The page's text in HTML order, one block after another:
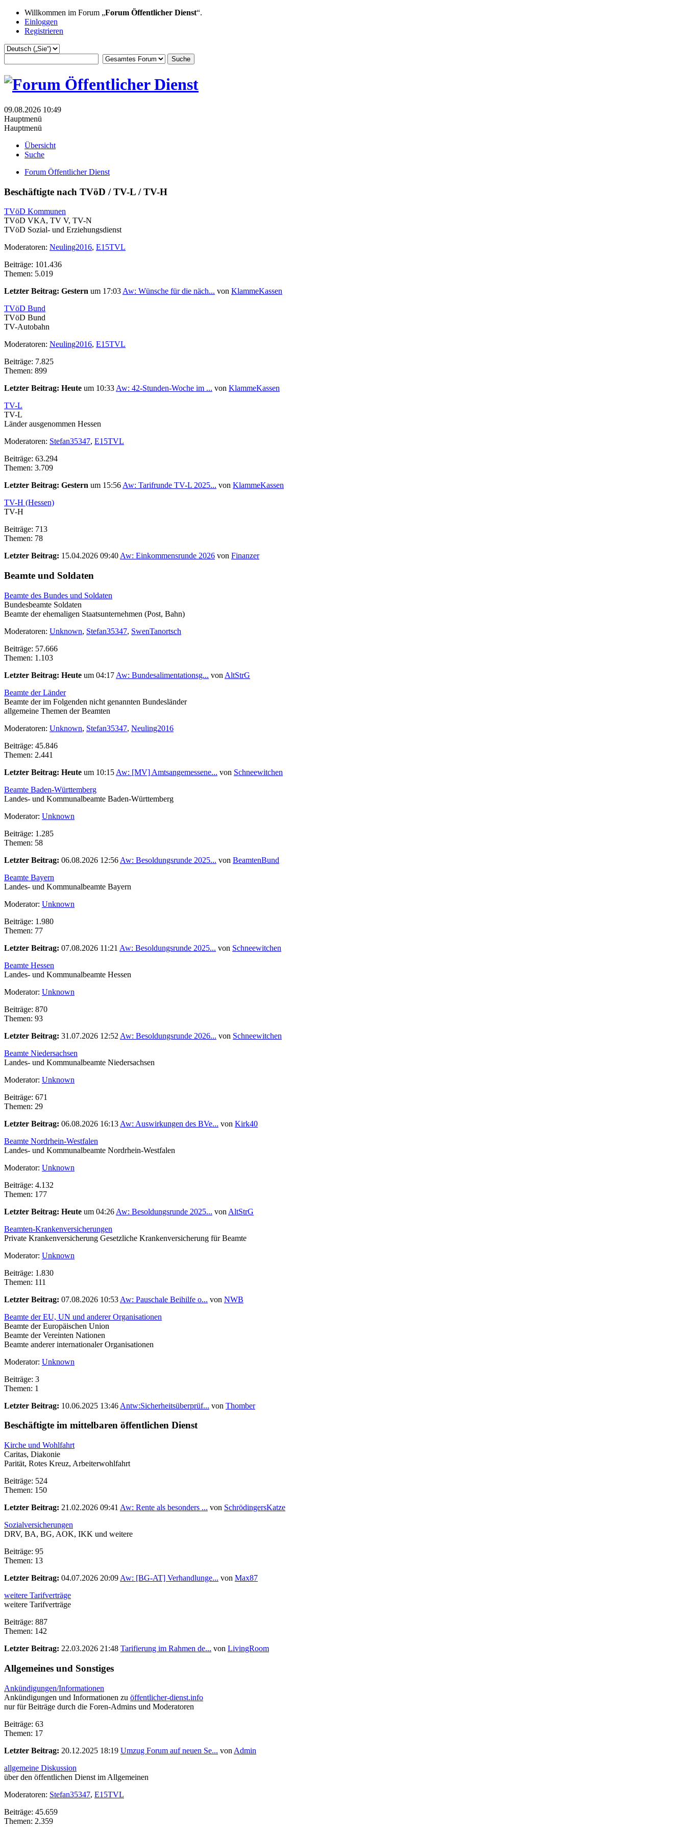
Willkommen im Forum „Forum Öffentlicher Dienst“.
Einloggen
Registrieren
09.08.2026 10:49
Hauptmenü
Hauptmenü
Übersicht
Suche
Forum Öffentlicher Dienst
Beschäftigte nach TVöD / TV-L / TV-H
TVöD Kommunen
TVöD VKA, TV V, TV-N
TVöD Sozial- und Erziehungsdienst
Moderatoren: Neuling2016, E15TVL
Beiträge: 101.436
Themen: 5.019
Letzter Beitrag: Gestern um 17:03 Aw: Wünsche für die näch... von KlammeKassen
TVöD Bund
TVöD Bund
TV-Autobahn
Moderatoren: Neuling2016, E15TVL
Beiträge: 7.825
Themen: 899
Letzter Beitrag: Heute um 10:33 Aw: 42-Stunden-Woche im ... von KlammeKassen
TV-L
TV-L
Länder ausgenommen Hessen
Moderatoren: Stefan35347, E15TVL
Beiträge: 63.294
Themen: 3.709
Letzter Beitrag: Gestern um 15:56 Aw: Tarifrunde TV-L 2025... von KlammeKassen
TV-H (Hessen)
TV-H
Beiträge: 713
Themen: 78
Letzter Beitrag: 15.04.2026 09:40 Aw: Einkommensrunde 2026 von Finanzer
Beamte und Soldaten
Beamte des Bundes und Soldaten
Bundesbeamte Soldaten
Beamte der ehemaligen Staatsunternehmen (Post, Bahn)
Moderatoren: Unknown, Stefan35347, SwenTanortsch
Beiträge: 57.666
Themen: 1.103
Letzter Beitrag: Heute um 04:17 Aw: Bundesalimentationsg... von AltStrG
Beamte der Länder
Beamte der im Folgenden nicht genannten Bundesländer
allgemeine Themen der Beamten
Moderatoren: Unknown, Stefan35347, Neuling2016
Beiträge: 45.846
Themen: 2.441
Letzter Beitrag: Heute um 10:15 Aw: [MV] Amtsangemessene... von Schneewitchen
Beamte Baden-Württemberg
Landes- und Kommunalbeamte Baden-Württemberg
Moderator: Unknown
Beiträge: 1.285
Themen: 58
Letzter Beitrag: 06.08.2026 12:56 Aw: Besoldungsrunde 2025... von BeamtenBund
Beamte Bayern
Landes- und Kommunalbeamte Bayern
Moderator: Unknown
Beiträge: 1.980
Themen: 77
Letzter Beitrag: 07.08.2026 11:21 Aw: Besoldungsrunde 2025... von Schneewitchen
Beamte Hessen
Landes- und Kommunalbeamte Hessen
Moderator: Unknown
Beiträge: 870
Themen: 93
Letzter Beitrag: 31.07.2026 12:52 Aw: Besoldungsrunde 2026... von Schneewitchen
Beamte Niedersachsen
Landes- und Kommunalbeamte Niedersachsen
Moderator: Unknown
Beiträge: 671
Themen: 29
Letzter Beitrag: 06.08.2026 16:13 Aw: Auswirkungen des BVe... von Kirk40
Beamte Nordrhein-Westfalen
Landes- und Kommunalbeamte Nordrhein-Westfalen
Moderator: Unknown
Beiträge: 4.132
Themen: 177
Letzter Beitrag: Heute um 04:26 Aw: Besoldungsrunde 2025... von AltStrG
Beamten-Krankenversicherungen
Private Krankenversicherung Gesetzliche Krankenversicherung für Beamte
Moderator: Unknown
Beiträge: 1.830
Themen: 111
Letzter Beitrag: 07.08.2026 10:53 Aw: Pauschale Beihilfe o... von NWB
Beamte der EU, UN und anderer Organisationen
Beamte der Europäischen Union
Beamte der Vereinten Nationen
Beamte anderer internationaler Organisationen
Moderator: Unknown
Beiträge: 3
Themen: 1
Letzter Beitrag: 10.06.2025 13:46 Antw:Sicherheitsüberprüf... von Thomber
Beschäftigte im mittelbaren öffentlichen Dienst
Kirche und Wohlfahrt
Caritas, Diakonie
Parität, Rotes Kreuz, Arbeiterwohlfahrt
Beiträge: 524
Themen: 150
Letzter Beitrag: 21.02.2026 09:41 Aw: Rente als besonders ... von SchrödingersKatze
Sozialversicherungen
DRV, BA, BG, AOK, IKK und weitere
Beiträge: 95
Themen: 13
Letzter Beitrag: 04.07.2026 20:09 Aw: [BG-AT] Verhandlunge... von Max87
weitere Tarifverträge
weitere Tarifverträge
Beiträge: 887
Themen: 142
Letzter Beitrag: 22.03.2026 21:48 Tarifierung im Rahmen de... von LivingRoom
Allgemeines und Sonstiges
Ankündigungen/Informationen
Ankündigungen und Informationen zu öffentlicher-dienst.info
nur für Beiträge durch die Foren-Admins und Moderatoren
Beiträge: 63
Themen: 17
Letzter Beitrag: 20.12.2025 18:19 Umzug Forum auf neuen Se... von Admin
allgemeine Diskussion
über den öffentlichen Dienst im Allgemeinen
Moderatoren: Stefan35347, E15TVL
Beiträge: 45.659
Themen: 2.359